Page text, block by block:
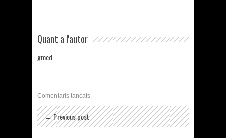
Quant a l'autor
gmcd
Comentaris tancats.
← Previous post